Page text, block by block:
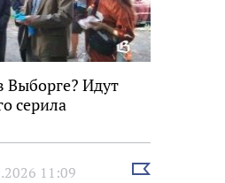
Выборге? Идут
серила
11:09
Выбрать